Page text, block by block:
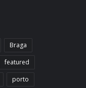
Braga
featured
porto